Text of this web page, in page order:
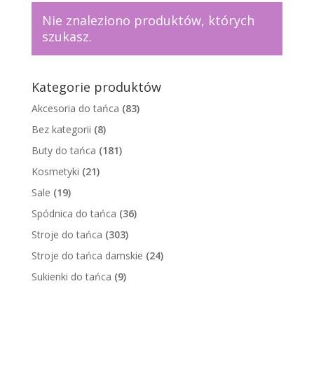
Nie znaleziono produktów, których
szukasz.
Kategorie produktów
Akcesoria do tańca (83)
Bez kategorii (8)
Buty do tańca (181)
Kosmetyki (21)
Sale (19)
Spódnica do tańca (36)
Stroje do tańca (303)
Stroje do tańca damskie (24)
Sukienki do tańca (9)